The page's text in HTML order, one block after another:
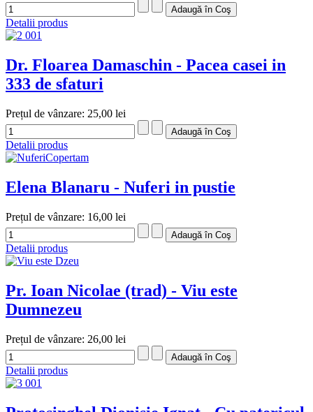
Detalii produs
Dr. Floarea Damaschin - Pacea casei in
333 de sfaturi
Prețul de vânzare: 25,00 lei
Detalii produs
Elena Blanaru - Nuferi in pustie
Prețul de vânzare: 16,00 lei
Detalii produs
Pr. Ioan Nicolae (trad) - Viu este
Dumnezeu
Prețul de vânzare: 26,00 lei
Detalii produs